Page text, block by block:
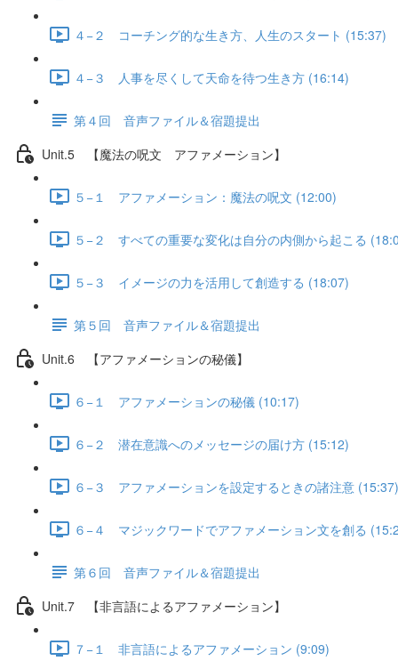
４−２ コーチング的な生き方、人生のスタート (15:37)
４−３ 人事を尽くして天命を待つ生き方 (16:14)
第４回 音声ファイル＆宿題提出
Unit.5 【魔法の呪文 アファメーション】
５−１ アファメーション：魔法の呪文 (12:00)
５−２ すべての重要な変化は自分の内側から起こる
５−３ イメージの力を活用して創造する (18:07)
第５回 音声ファイル＆宿題提出
Unit.6 【アファメーションの秘儀】
６−１ アファメーションの秘儀 (10:17)
６−２ 潜在意識へのメッセージの届け方 (15:12)
６−３ アファメーションを設定するときの諸注意 (15:37)
６−４ マジックワードでアファメーション文を創る
第６回 音声ファイル＆宿題提出
Unit.7 【非言語によるアファメーション】
７−１ 非言語によるアファメーション (9:09)